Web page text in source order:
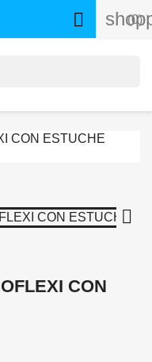
(0)


CON